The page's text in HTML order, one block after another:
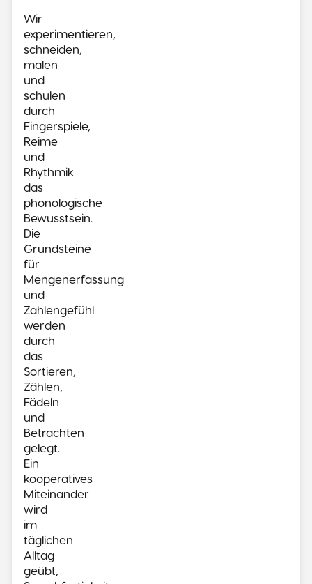
Wir
experimentieren,
schneiden,
malen
und
schulen
durch
Fingerspiele,
Reime
und
Rhythmik
das
phonologische
Bewusstsein.
Die
Grundsteine
für
Mengenerfassung
und
Zahlengefühl
werden
durch
das
Sortieren,
Zählen,
Fädeln
und
Betrachten
gelegt.
Ein
kooperatives
Miteinander
wird
im
täglichen
Alltag
geübt,